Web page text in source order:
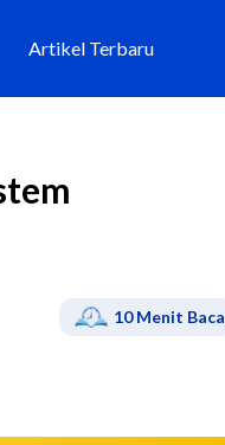
Artikel Terbaru
10Menit Baca